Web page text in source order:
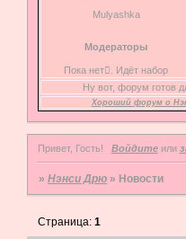
Mulyashka
Модераторы
Пока нет. Идёт набор
Ну вот, форум готов
Хороший форум о
Привет, Гость! Войдитеили
»Нэнси Дрю » Новости
Страница:1